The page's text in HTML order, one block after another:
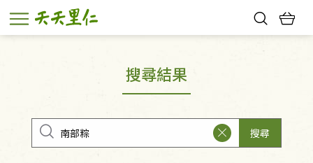
幸福節中獎名單
搜尋結果
搜尋